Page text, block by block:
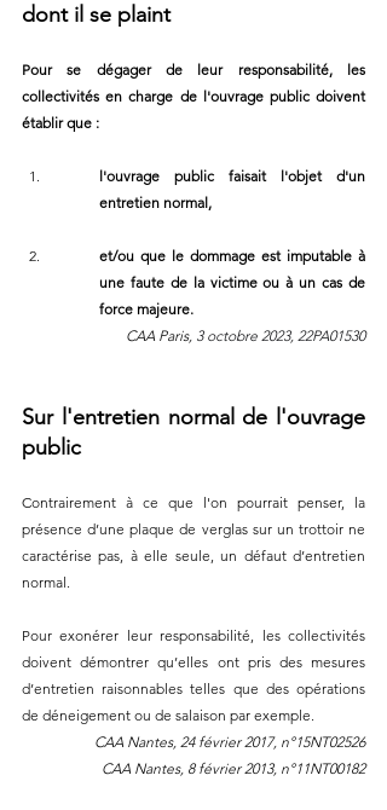
dont il se plaint
Pour se dégager de leur responsabilité, les
collectivités en charge de l'ouvrage public doivent
établir que :
l'ouvrage public faisait l'objet d'un
entretien normal,
et/ou que le dommage est imputable à
une faute de la victime ou à un cas de
force majeure.
CAA Paris, 3 octobre 2023, 22PA01530
Sur l'entretien normal de l'ouvrage
public
Contrairement à ce que l'on pourrait penser, la
présence d’une plaque de verglas sur un trottoir ne
caractérise pas, à elle seule, un défaut d’entretien
normal.
Pour exonérer leur responsabilité, les collectivités
doivent démontrer qu’elles ont pris des mesures
d’entretien raisonnables telles que des opérations
de déneigement ou de salaison par exemple.
CAA Nantes, 24 février 2017, n°15NT02526
CAA Nantes, 8 février 2013, n°11NT00182